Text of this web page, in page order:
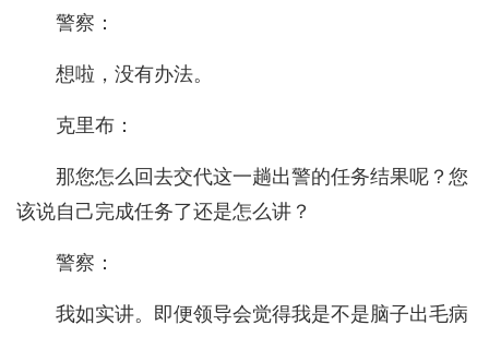
警察：
想啦，没有办法。
克里布：
那您怎么回去交代这一趟出警的任务结果呢？您
该说自己完成任务了还是怎么讲？
警察：
我如实讲。即便领导会觉得我是不是脑子出毛病